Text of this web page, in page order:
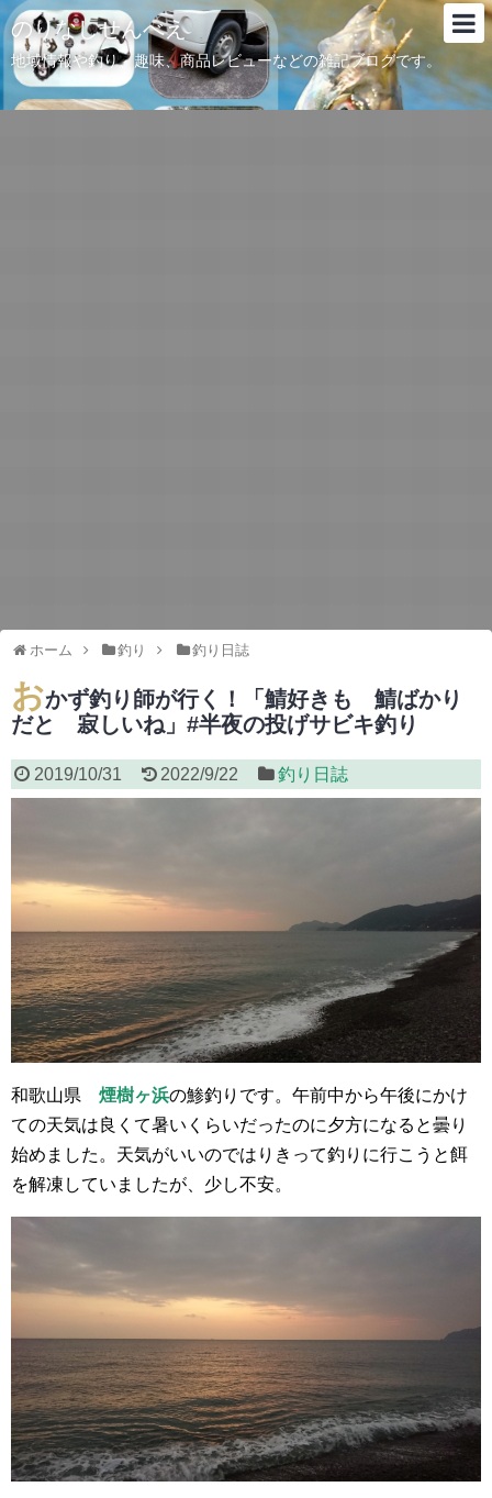
のりなしせんべえ
地域情報や釣り、趣味、商品レビューなどの雑記ブログです。
ホーム 釣り 釣り日誌
おかず釣り師が行く！「鯖好きも 鯖ばかり
だと 寂しいね」#半夜の投げサビキ釣り
2019/10/31 2022/9/22 釣り日誌
和歌山県 煙樹ヶ浜の鯵釣りです。午前中から午後にかけ
ての天気は良くて暑いくらいだったのに夕方になると曇り
始めました。天気がいいのではりきって釣りに行こうと餌
を解凍していましたが、少し不安。